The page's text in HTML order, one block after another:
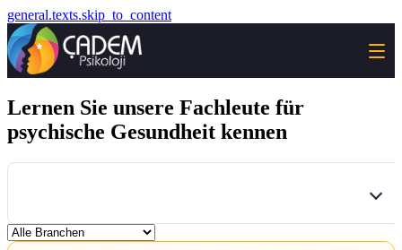
general.texts.skip_to_content
Lernen Sie unsere Fachleute für
psychische Gesundheit kennen